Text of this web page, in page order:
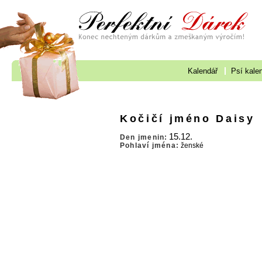
Kalendář Psí
Kočičí jméno Daisy
Den jmenin: 15.12.
Pohlaví jména: ženské